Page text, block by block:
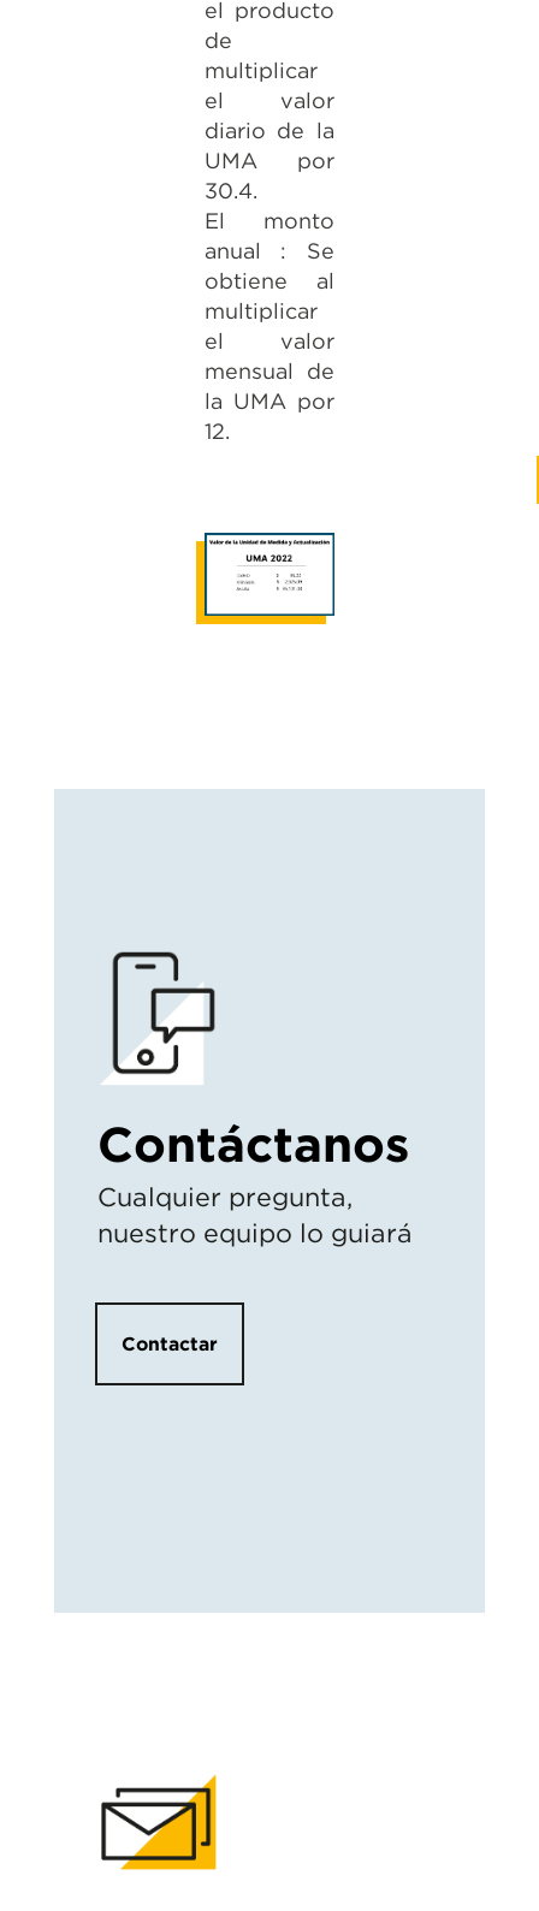
el producto
de
multiplicar
el valor
diario de la
UMA por
30.4.
El monto
anual : Se
obtiene al
multiplicar
el valor
mensual de
la UMA por
12.
Contáctanos
Cualquier pregunta,
nuestro equipo lo guiará
Contactar